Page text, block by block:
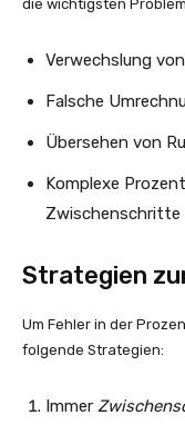
die wichtigsten
Verwechslung
Falsche
Übersehen von
Komplexe
Zwischenschritte
Strategien
Um Fehler in der
folgende Strategien:
Immer